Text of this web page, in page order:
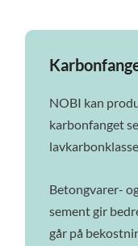
NOBI kan
karbonfanget
Betongvarer-
sement gir
går på